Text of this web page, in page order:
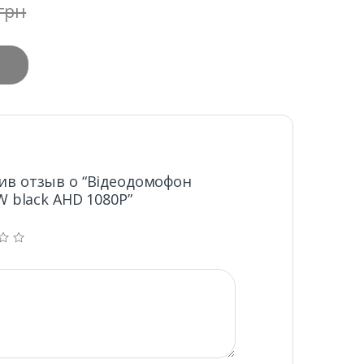
отзыв о “Відеодомофон
black AHD 1080P”